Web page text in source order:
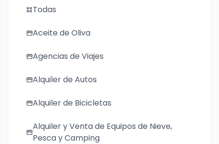
grid_viewTodas
storefrontAceite de Oliva
storefrontAgencias de Viajes
storefrontAlquiler de Autos
storefrontAlquiler de Bicicletas
storefront
Alquiler y Venta de Equipos de Nieve,
Pesca y Camping